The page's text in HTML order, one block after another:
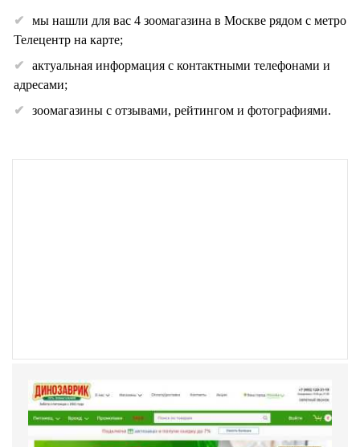
мы нашли для вас 4 зоомагазина в Москве рядом с метро
Телецентр на карте;
актуальная информация с контактными телефонами и
адресами;
зоомагазины с отзывами, рейтингом и фотографиями.